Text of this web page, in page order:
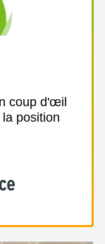
coup d'œil
position